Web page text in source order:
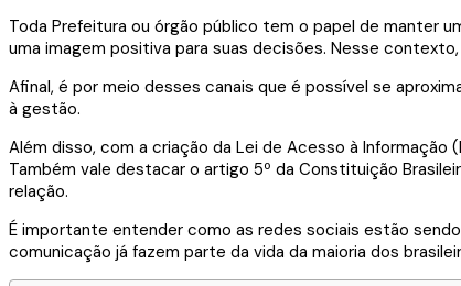
Toda Prefeitura ou órgão público tem o papel de manter
uma imagem positiva para suas decisões. Nesse
Afinal, é por meio desses canais que é possível se
à gestão.
Além disso, com a criação da Lei de Acesso à
Também vale destacar o artigo 5º da Constituição
relação.
É importante entender como as redes sociais estão
comunicação já fazem parte da vida da maioria dos